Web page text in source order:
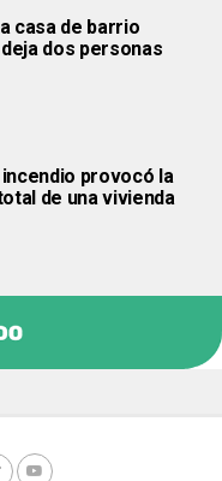
casa de barrio
dos personas
provocó la
de una vivienda